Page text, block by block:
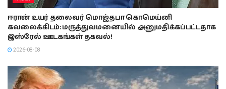
ஈரான் உயர் தலைவர் மொஜ்தபா கொமெய்னி
கவலைக்கிடம்: மருத்துவமனையில் அனுமதிக்கப்பட்டதாக
இஸ்ரேல் ஊடகங்கள் தகவல்!
2026-08-08